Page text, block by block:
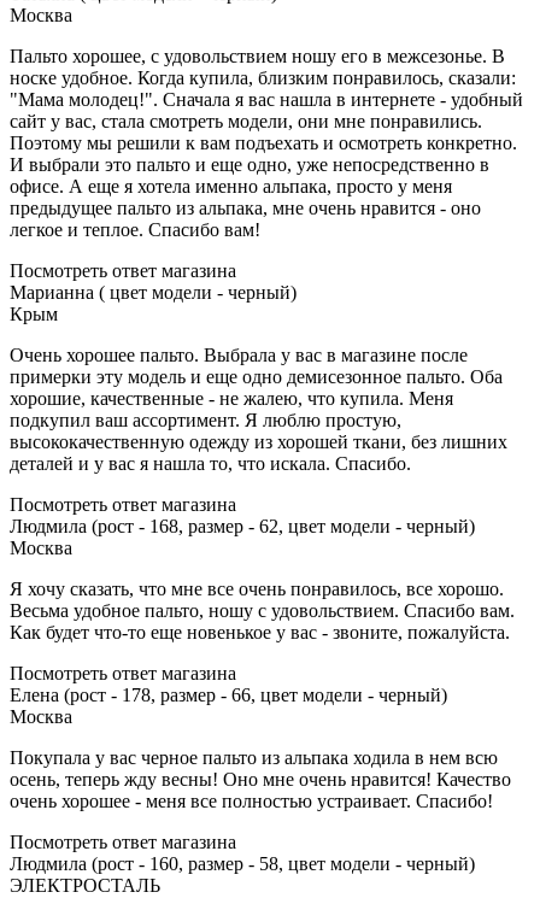
Москва
Пальто хорошее, с удовольствием ношу его в межсезонье. В
носке удобное. Когда купила, близким понравилось, сказали:
"Мама молодец!". Сначала я вас нашла в интернете - удобный
сайт у вас, стала смотреть модели, они мне понравились.
Поэтому мы решили к вам подъехать и осмотреть конкретно.
И выбрали это пальто и еще одно, уже непосредственно в
офисе. А еще я хотела именно альпака, просто у меня
предыдущее пальто из альпака, мне очень нравится - оно
легкое и теплое. Спасибо вам!
Посмотреть ответ магазина
Марианна ( цвет модели - черный)
Крым
Очень хорошее пальто. Выбрала у вас в магазине после
примерки эту модель и еще одно демисезонное пальто. Оба
хорошие, качественные - не жалею, что купила. Меня
подкупил ваш ассортимент. Я люблю простую,
высококачественную одежду из хорошей ткани, без лишних
деталей и у вас я нашла то, что искала. Спасибо.
Посмотреть ответ магазина
Людмила (рост - 168, размер - 62, цвет модели - черный)
Москва
Я хочу сказать, что мне все очень понравилось, все хорошо.
Весьма удобное пальто, ношу с удовольствием. Спасибо вам.
Как будет что-то еще новенькое у вас - звоните, пожалуйста.
Посмотреть ответ магазина
Елена (рост - 178, размер - 66, цвет модели - черный)
Москва
Покупала у вас черное пальто из альпака ходила в нем всю
осень, теперь жду весны! Оно мне очень нравится! Качество
очень хорошее - меня все полностью устраивает. Спасибо!
Посмотреть ответ магазина
Людмила (рост - 160, размер - 58, цвет модели - черный)
ЭЛЕКТРОСТАЛЬ